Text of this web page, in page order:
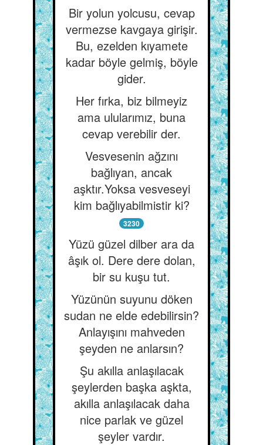
Bir yolun yolcusu, cevap
vermezse kavgaya girişir.
Bu, ezelden kıyamete
kadar böyle gelmiş, böyle
gider.
Her fırka, biz bilmeyiz
ama ulularımız, buna
cevap verebilir der.
Vesvesenin ağzını
bağlıyan, ancak
aşktır.Yoksa vesveseyi
kim bağlıyabilmistir ki?
3230
Yüzü güzel dilber ara da
âşık ol. Dere dere dolan,
bir su kuşu tut.
Yüzünün suyunu döken
sudan ne elde edebilirsin?
Anlayışını mahveden
şeyden ne anlarsın?
Şu akılla anlaşılacak
şeylerden başka aşkta,
akılla anlaşılacak daha
nice parlak ve güzel
şeyler vardır.